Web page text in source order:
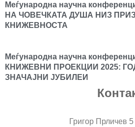
Меѓународна научна
НА ЧОВЕЧКАТА ДУША НИЗ
КНИЖЕВНОСТА
Меѓународна научна
КНИЖЕВНИ ПРОЕКЦИИ 2025:
ЗНАЧАЈНИ ЈУБИЛЕИ
Григор Прличев 5